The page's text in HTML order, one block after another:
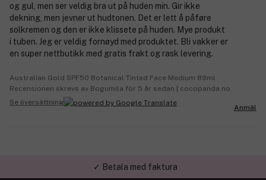
og gul, men ser veldig bra ut på huden min. Gir ikke
dekning, men jevner ut hudtonen. Det er lett å påføre
solkremen og den er ikke klissete på huden. Mye produkt
i tuben. Jeg er veldig fornøyd med produktet. Bli vakker er
en super nettbutikk med gratis frakt og rask levering.
Australian Gold SPF50 Botanical Tinted Face Medium 89ml
Recensionen skrevs av Bogumila för 5 år sedan | cocopanda.no
Se översättning
Anmäl
✓ Trygg E-handel